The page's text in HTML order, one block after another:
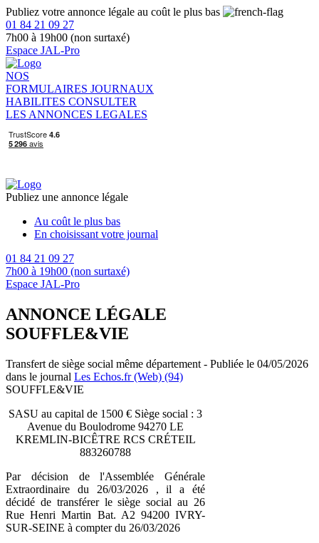
Publiez votre annonce légale au coût le plus bas
01 84 21 09 27
7h00 à 19h00 (non surtaxé)
Espace JAL-Pro
NOS
FORMULAIRES JOURNAUX
HABILITES CONSULTER
LES ANNONCES LEGALES
Publiez une annonce légale
Au coût le plus bas
En choisissant votre journal
01 84 21 09 27
7h00 à 19h00 (non surtaxé)
Espace JAL-Pro
ANNONCE LÉGALE
SOUFFLE&VIE
Transfert de siège social même département - Publiée le 04/05/2026
dans le journal Les Echos.fr (Web) (94)
SOUFFLE&VIE
SASU au capital de 1500 € Siège social : 3
Avenue du Boulodrome 94270 LE
KREMLIN-BICÊTRE RCS CRÉTEIL
883260788
Par décision de l'Assemblée Générale
Extraordinaire du 26/03/2026 , il a été
décidé de transférer le siège social au 26
Rue Henri Martin Bat. A2 94200 IVRY-
SUR-SEINE à compter du 26/03/2026